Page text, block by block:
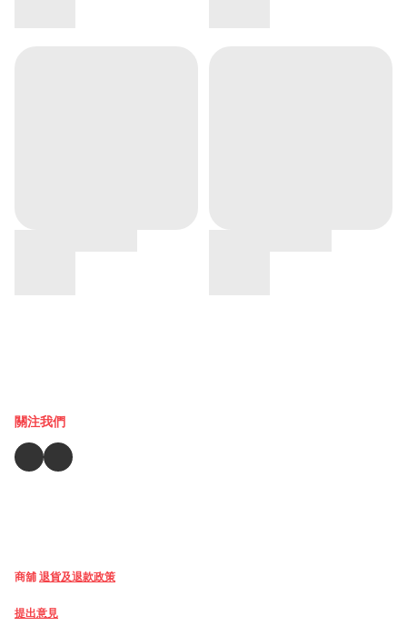
關注我們
商舖 退貨及退款政策
提出意見